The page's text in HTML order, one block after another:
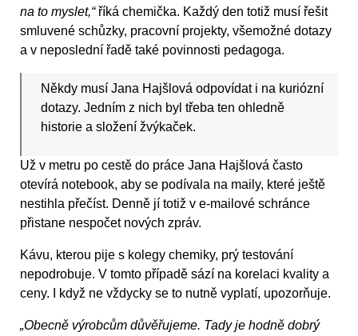
na to myslet,“říká chemička. Každý den totiž musí řešit
smluvené schůzky, pracovní projekty, všemožné dotazy
a v neposlední řadě také povinnosti pedagoga.
Někdy musí Jana Hajšlová odpovídat i na kuriózní
dotazy. Jedním z nich byl třeba ten ohledně
historie a složení žvýkaček.
Už v metru po cestě do práce Jana Hajšlová často
otevírá notebook, aby se podívala na maily, které ještě
nestihla přečíst. Denně jí totiž v e-mailové schránce
přistane nespočet nových zpráv.
Kávu, kterou pije s kolegy chemiky, prý testování
nepodrobuje. V tomto případě sází na korelaci kvality a
ceny. I když ne vždycky se to nutně vyplatí, upozorňuje.
„Obecně výrobcům důvěřujeme. Tady je hodně dobrý